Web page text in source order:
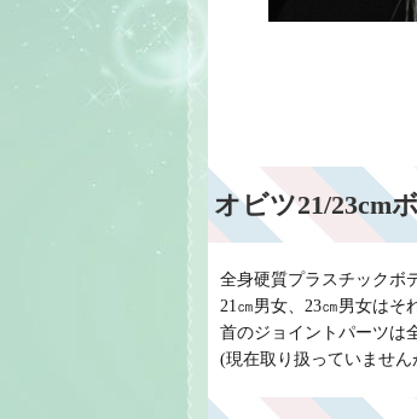
オビツ21/23cm
全身硬質プラスチックボ
21㎝男女、23㎝男女はそ
首のジョイントパーツは
(現在取り扱っていません